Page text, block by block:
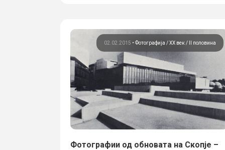
02.02.2015 •Фотографија ХХ век / II половина
Фотографии од обновата на Скопје –